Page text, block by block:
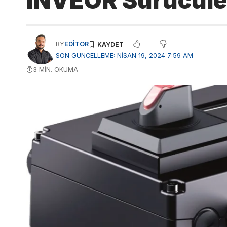
SON GÜNCELLEME: NISAN 19, 2024 7:59 AM
BYEDITOR
3 MIN. OKUMA